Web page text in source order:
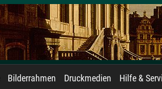
Bilderrahmen Druckmedien Hilfe &